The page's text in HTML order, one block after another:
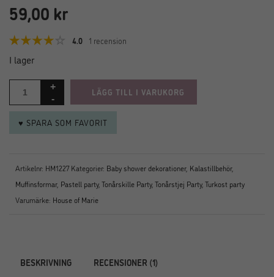
59,00 kr
4.0 1 recension
I lager
LÄGG TILL I VARUKORG
♥ SPARA SOM FAVORIT
Artikelnr: HM1227 Kategorier: Baby shower dekorationer, Kalastillbehör,
Muffinsformar, Pastell party, Tonårskille Party, Tonårstjej Party, Turkost party
Varumärke: House of Marie
BESKRIVNING RECENSIONER (1)